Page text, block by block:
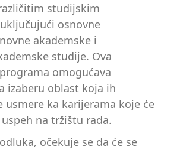
studijskim
osnovne
akademske i
studije. Ova
omogućava
izaberu oblast koja ih
usmere ka karijerama koje će
na tržištu rada.
očekuje se da će se